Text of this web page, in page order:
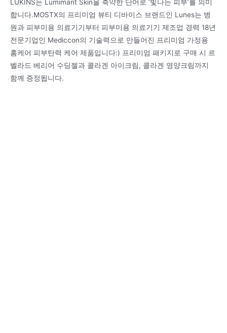
LUKINS는 Lumimant Skin을 축약한 단어로 ‘빛나는 피부’를 의미
합니다.MOSTX의 프리미엄 뷰티 디바이스 브랜드인 Lunes는 병
원과 피부미용 의료기기부터 피부미용 의료기기 제조업 경력 18년
전문기업인 Mediccon의 기술력으로 만들어진 프리미엄 가정용
홈케어 피부탄력 케어 제품입니다:) 프리미엄 패키지로 구매 시 르
벨라드 베리어 수딩젤과 콜라겐 아이크림, 콜라겐 영양크림까지
함께 증정됩니다.